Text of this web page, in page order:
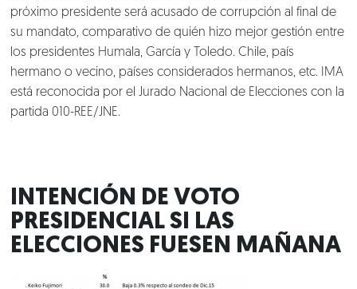
próximo presidente será acusado de corrupción al final de
su mandato, comparativo de quién hizo mejor gestión entre
los presidentes Humala, García y Toledo. Chile, país
hermano o vecino, países considerados hermanos, etc. IMA
está reconocida por el Jurado Nacional de Elecciones con la
partida 010-REE/JNE.
INTENCIÓN DE VOTO
PRESIDENCIAL SI LAS
ELECCIONES FUESEN MAÑANA